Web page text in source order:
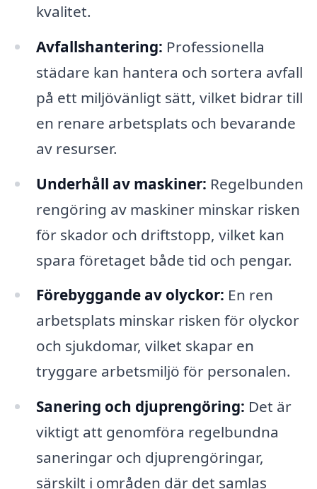
kvalitet.
Avfallshantering: Professionella
städare kan hantera och sortera avfall
på ett miljövänligt sätt, vilket bidrar till
en renare arbetsplats och bevarande
av resurser.
Underhåll av maskiner: Regelbunden
rengöring av maskiner minskar risken
för skador och driftstopp, vilket kan
spara företaget både tid och pengar.
Förebyggande av olyckor: En ren
arbetsplats minskar risken för olyckor
och sjukdomar, vilket skapar en
tryggare arbetsmiljö för personalen.
Sanering och djuprengöring: Det är
viktigt att genomföra regelbundna
saneringar och djuprengöringar,
särskilt i områden där det samlas